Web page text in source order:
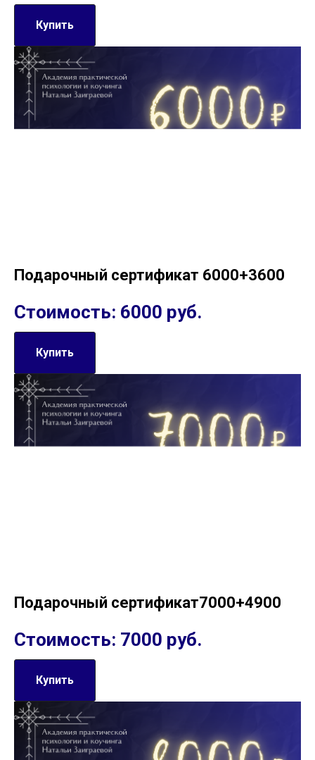
Купить
Подарочный сертификат 6000+3600
Стоимость: 6000 руб.
Купить
Подарочный сертификат7000+4900
Стоимость: 7000 руб.
Купить